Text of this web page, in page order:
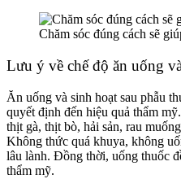
Chăm sóc đúng cách sẽ
Lưu ý về chế độ ăn uống
Ăn uống và sinh hoạt sau phẫu
quyết định đến hiệu quả thẩm
thịt gà, thịt bò, hải sản, rau
Không thức quá khuya, không
lâu lành. Đồng thời, uống thuốc
thẩm mỹ.